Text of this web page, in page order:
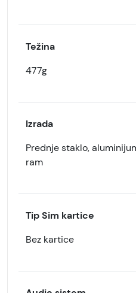
Težina
477g
Izrada
Prednje staklo,
ram
Tip Sim kartice
Bez kartice